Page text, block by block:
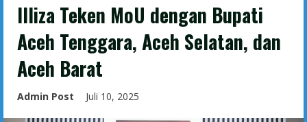
Illiza Teken MoU dengan Bupati
Aceh Tenggara, Aceh Selatan, dan
Aceh Barat
Admin Post Juli 10, 2025